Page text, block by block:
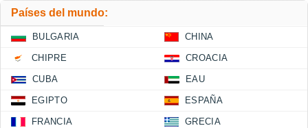
Países del mundo:
BULGARIA CHINA
CHIPRE CROACIA
CUBA EAU
EGIPTO ESPAÑA
FRANCIA GRECIA